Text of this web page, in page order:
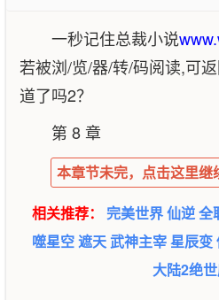
一秒记住总裁小说
若被浏/览/器/转/码阅读,可
道了吗2？
第 8 章
本章节未完，点击这里继
相关推荐： 完美世界仙逆全
噬星空遮天武神主宰星辰变
大陆2绝